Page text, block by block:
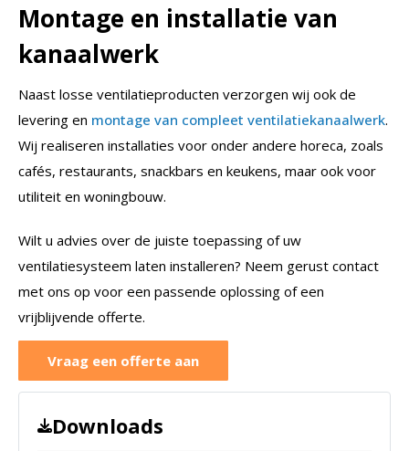
Montage en installatie van
kanaalwerk
Naast losse ventilatieproducten verzorgen wij ook de
levering en montage van compleet ventilatiekanaalwerk.
Wij realiseren installaties voor onder andere horeca, zoals
cafés, restaurants, snackbars en keukens, maar ook voor
utiliteit en woningbouw.
Wilt u advies over de juiste toepassing of uw
ventilatiesysteem laten installeren? Neem gerust contact
met ons op voor een passende oplossing of een
vrijblijvende offerte.
Vraag een offerte aan
Downloads